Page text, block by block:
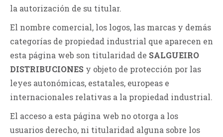
la autorización de su titular.
El nombre comercial, los logos, las marcas y demás
categorías de propiedad industrial que aparecen en
esta página web son titularidad de SALGUEIRO
DISTRIBUCIONES y objeto de protección por las
leyes autonómicas, estatales, europeas e
internacionales relativas a la propiedad industrial.
El acceso a esta página web no otorga a los
usuarios derecho, ni titularidad alguna sobre los